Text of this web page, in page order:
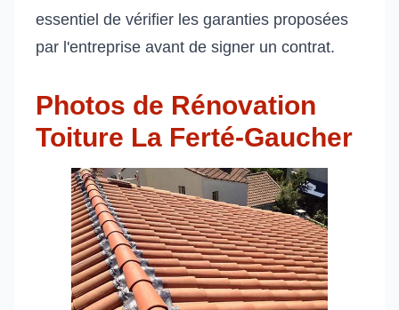
essentiel de vérifier les garanties proposées
par l'entreprise avant de signer un contrat.
Photos de Rénovation
Toiture La Ferté-Gaucher